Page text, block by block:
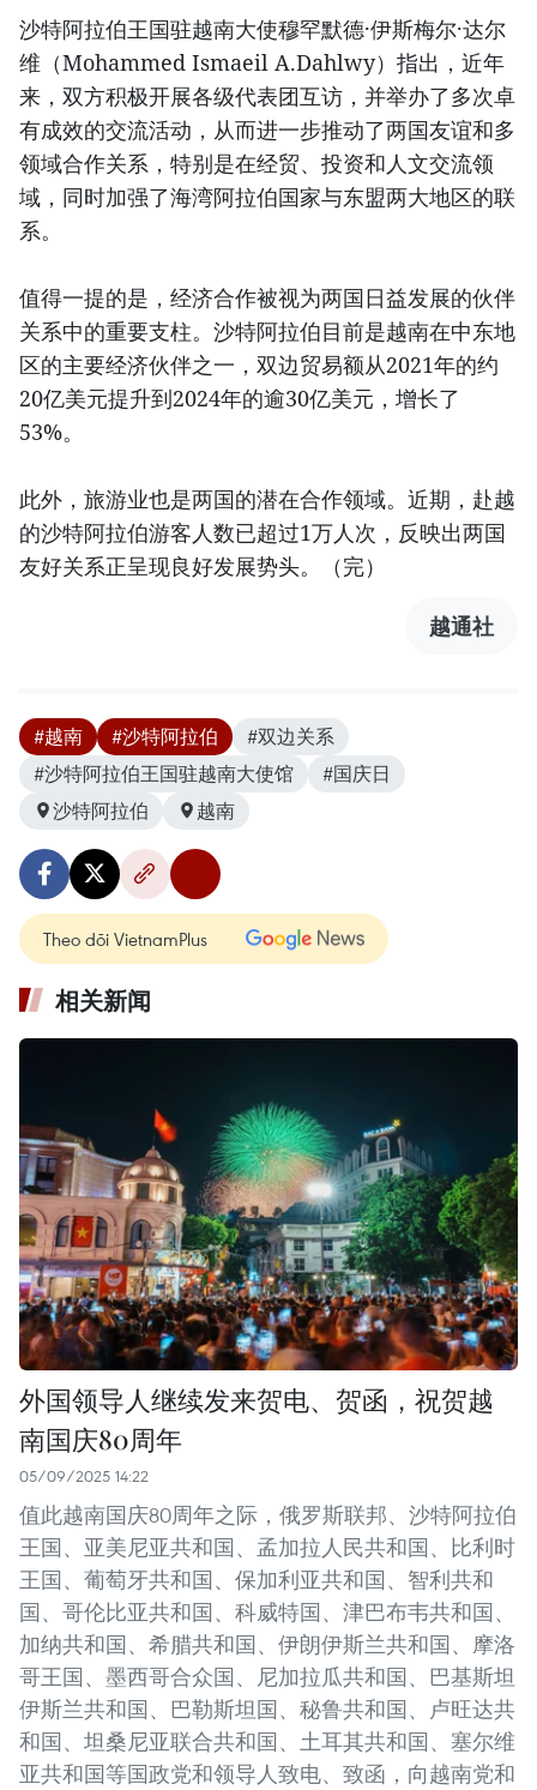
沙特阿拉伯王国驻越南大使穆罕默德·伊斯梅尔·达尔
维（Mohammed Ismaeil A.Dahlwy）指出，近年
来，双方积极开展各级代表团互访，并举办了多次卓
有成效的交流活动，从而进一步推动了两国友谊和多
领域合作关系，特别是在经贸、投资和人文交流领
域，同时加强了海湾阿拉伯国家与东盟两大地区的联
系。
值得一提的是，经济合作被视为两国日益发展的伙伴
关系中的重要支柱。沙特阿拉伯目前是越南在中东地
区的主要经济伙伴之一，双边贸易额从2021年的约
20亿美元提升到2024年的逾30亿美元，增长了
53%。
此外，旅游业也是两国的潜在合作领域。近期，赴越
的沙特阿拉伯游客人数已超过1万人次，反映出两国
友好关系正呈现良好发展势头。（完）
越通社
#越南 #沙特阿拉伯
#双边关系
#沙特阿拉伯王国驻越南大使馆
#国庆日
沙特阿拉伯
越南
Theo dõi VietnamPlus
相关新闻
外国领导人继续发来贺电、贺函，祝贺越
南国庆80周年
05/09/2025 14:22
值此越南国庆80周年之际，俄罗斯联邦、沙特阿拉伯
王国、亚美尼亚共和国、孟加拉人民共和国、比利时
王国、葡萄牙共和国、保加利亚共和国、智利共和
国、哥伦比亚共和国、科威特国、津巴布韦共和国、
加纳共和国、希腊共和国、伊朗伊斯兰共和国、摩洛
哥王国、墨西哥合众国、尼加拉瓜共和国、巴基斯坦
伊斯兰共和国、巴勒斯坦国、秘鲁共和国、卢旺达共
和国、坦桑尼亚联合共和国、土耳其共和国、塞尔维
亚共和国等国政党和领导人致电、致函，向越南党和